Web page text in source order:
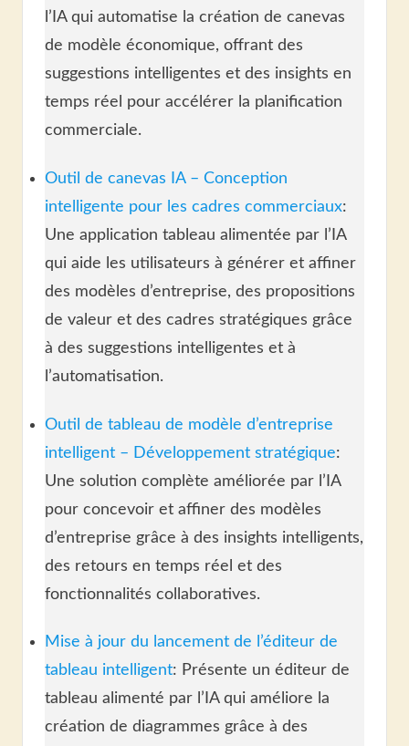
l’IA qui automatise la création de canevas
de modèle économique, offrant des
suggestions intelligentes et des insights en
temps réel pour accélérer la planification
commerciale.
Outil de canevas IA – Conception
intelligente pour les cadres commerciaux:
Une application tableau alimentée par l’IA
qui aide les utilisateurs à générer et affiner
des modèles d’entreprise, des propositions
de valeur et des cadres stratégiques grâce
à des suggestions intelligentes et à
l’automatisation.
Outil de tableau de modèle d’entreprise
intelligent – Développement stratégique:
Une solution complète améliorée par l’IA
pour concevoir et affiner des modèles
d’entreprise grâce à des insights intelligents,
des retours en temps réel et des
fonctionnalités collaboratives.
Mise à jour du lancement de l’éditeur de
tableau intelligent: Présente un éditeur de
tableau alimenté par l’IA qui améliore la
création de diagrammes grâce à des